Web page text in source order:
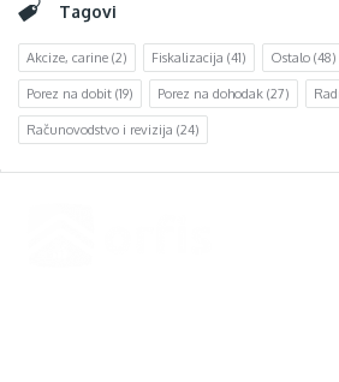
Tagovi
Akcize, carine (2) Fiskalizacija (41) Ostalo (48)
Porez na dobit (19) Porez na dohodak (27)
Računovodstvo i revizija (24)